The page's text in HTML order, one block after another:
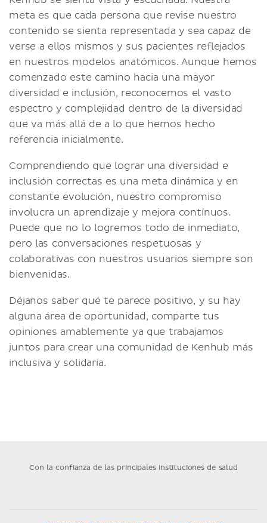
meta es que cada persona que revise nuestro
contenido se sienta representada y sea capaz de
verse a ellos mismos y sus pacientes reflejados
en nuestros modelos anatómicos. Aunque hemos
comenzado este camino hacia una mayor
diversidad e inclusión, reconocemos el vasto
espectro y complejidad dentro de la diversidad
que va más allá de a lo que hemos hecho
referencia inicialmente.
Comprendiendo que lograr una diversidad e
inclusión correctas es una meta dinámica y en
constante evolución, nuestro compromiso
involucra un aprendizaje y mejora contínuos.
Puede que no lo logremos todo de inmediato,
pero las conversaciones respetuosas y
colaborativas con nuestros usuarios siempre son
bienvenidas.
Déjanos saber qué te parece positivo, y su hay
alguna área de oportunidad, comparte tus
opiniones amablemente ya que trabajamos
juntos para crear una comunidad de Kenhub más
inclusiva y solidaria.
Con la confianza de las principales instituciones de salud